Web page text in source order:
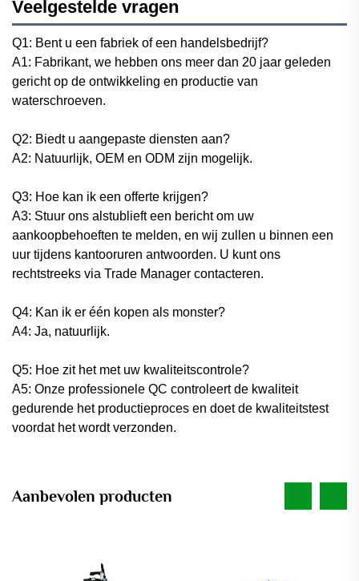
Veelgestelde vragen
Q1: Bent u een fabriek of een handelsbedrijf?
A1: Fabrikant, we hebben ons meer dan 20 jaar geleden
gericht op de ontwikkeling en productie van
waterschroeven.
Q2: Biedt u aangepaste diensten aan?
A2: Natuurlijk, OEM en ODM zijn mogelijk.
Q3: Hoe kan ik een offerte krijgen?
A3: Stuur ons alstublieft een bericht om uw
aankoopbehoeften te melden, en wij zullen u binnen een
uur tijdens kantooruren antwoorden. U kunt ons
rechtstreeks via Trade Manager contacteren.
Q4: Kan ik er één kopen als monster?
A4: Ja, natuurlijk.
Q5: Hoe zit het met uw kwaliteitscontrole?
A5: Onze professionele QC controleert de kwaliteit
gedurende het productieproces en doet de kwaliteitstest
voordat het wordt verzonden.
Aanbevolen producten